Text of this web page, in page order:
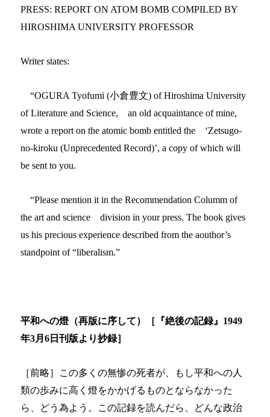
PRESS: REPORT ON ATOM BOMB COMPILED BY
HIROSHIMA UNIVERSITY PROFESSOR
Writer states:
“OGURA Tyofumi (小倉豊文) of Hiroshima University
of Literature and Science,
an old acquaintance of mine,
wrote a report on the atomic bomb entitled the
‘Zetsugo-
no-kiroku (Unprecedented Record)’, a copy of which will
be sent to you.
“Please mention it in the Recommendation Columm of
the art and science
division in your press. The book gives
us his precious experience described from the aouthor’s
standpoint of “liberalism.”
平和への燈（再版に序して）［『絶後の記録』 1949
年3月6 日刊版より抄録］
［前略］この多くの無惨の死者が、もし平和への人
類の歩みに高く燈をかかげるものとならなかった
ら、どう為よう。この記録を読んだら、どんな政治